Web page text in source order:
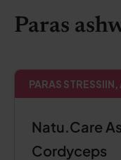
Paras
PARAS
Natu.Care
Cordyceps